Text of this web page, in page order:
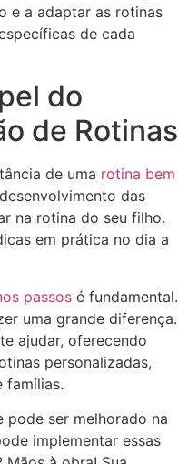
e a adaptar as rotinas
de cada
do
de Rotinas
de uma rotina bem
das
na rotina do seu filho.
em prática no dia a
passos é fundamental.
uma grande diferença.
ajudar, oferecendo
personalizadas,
famílias.
pode ser melhorado na
implementar essas